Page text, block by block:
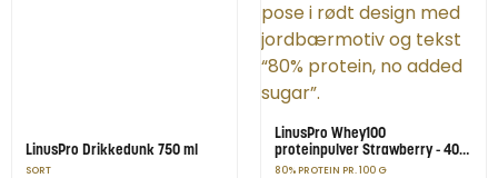
LinusPro Drikkedunk 750 ml
SORT
LinusPro Whey100
proteinpulver Strawberry - 400
g80% PROTEIN PR. 100 G